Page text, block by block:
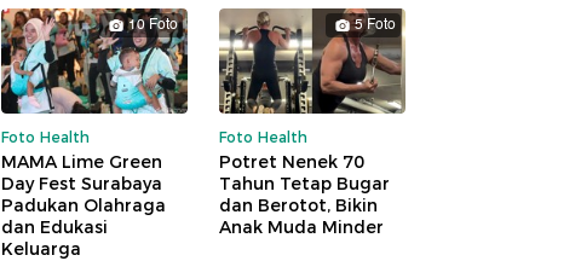
10 Foto
Foto Health
MAMA Lime Green
Day Fest Surabaya
Padukan Olahraga
dan Edukasi
Keluarga
5 Foto
Foto Health
Potret Nenek 70
Tahun Tetap Bugar
dan Berotot, Bikin
Anak Muda Minder